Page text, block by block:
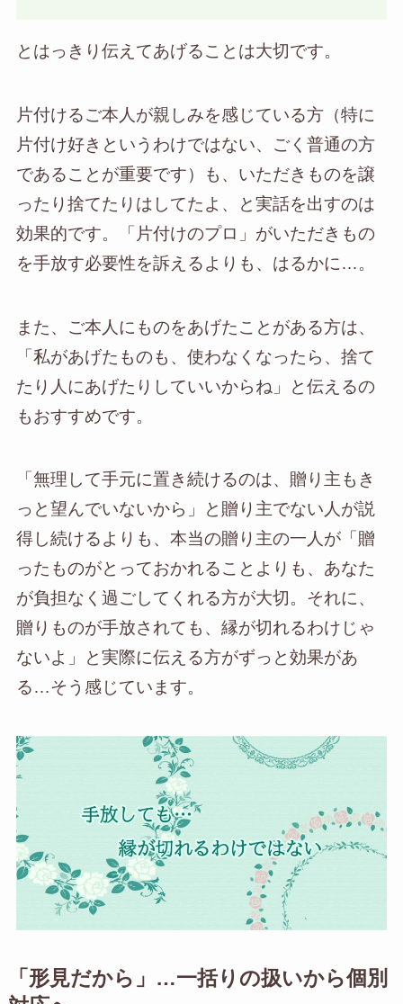
とはっきり伝えてあげることは大切です。
片付けるご本人が親しみを感じている方（特に
片付け好きというわけではない、ごく普通の方
であることが重要です）も、いただきものを譲
ったり捨てたりはしてたよ、と実話を出すのは
効果的です。「片付けのプロ」がいただきもの
を手放す必要性を訴えるよりも、はるかに…。
また、ご本人にものをあげたことがある方は、
「私があげたものも、使わなくなったら、捨て
たり人にあげたりしていいからね」と伝えるの
もおすすめです。
「無理して手元に置き続けるのは、贈り主もき
っと望んでいないから」と贈り主でない人が説
得し続けるよりも、本当の贈り主の一人が「贈
ったものがとっておかれることよりも、あなた
が負担なく過ごしてくれる方が大切。それに、
贈りものが手放されても、縁が切れるわけじゃ
ないよ」と実際に伝える方がずっと効果があ
る…そう感じています。
「形見だから」…一括りの扱いから個別